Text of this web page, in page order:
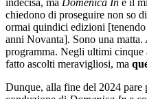
chiedono di proseguire non so
ormai quindici edizioni
anni Novanta]. Sono una
programma. Negli ultimi cinque
fatto ascolti meravigliosi, ma
Dunque, alla fine del 2024 pare